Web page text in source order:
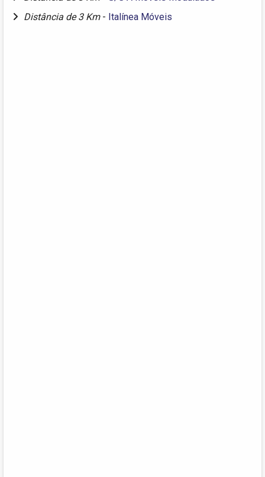
Distância de 3 Km - Italínea Móveis